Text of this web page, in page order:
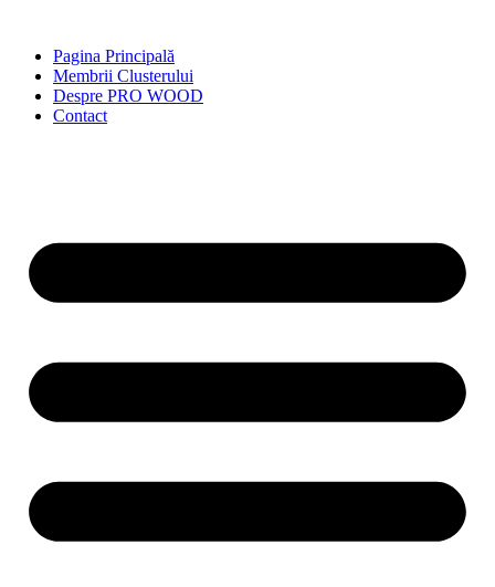
contentPagina Principală
Membrii Clusterului
Despre PRO WOOD
Contact